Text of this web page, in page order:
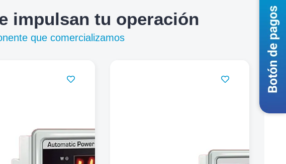
impulsan tu operación
que comercializamos